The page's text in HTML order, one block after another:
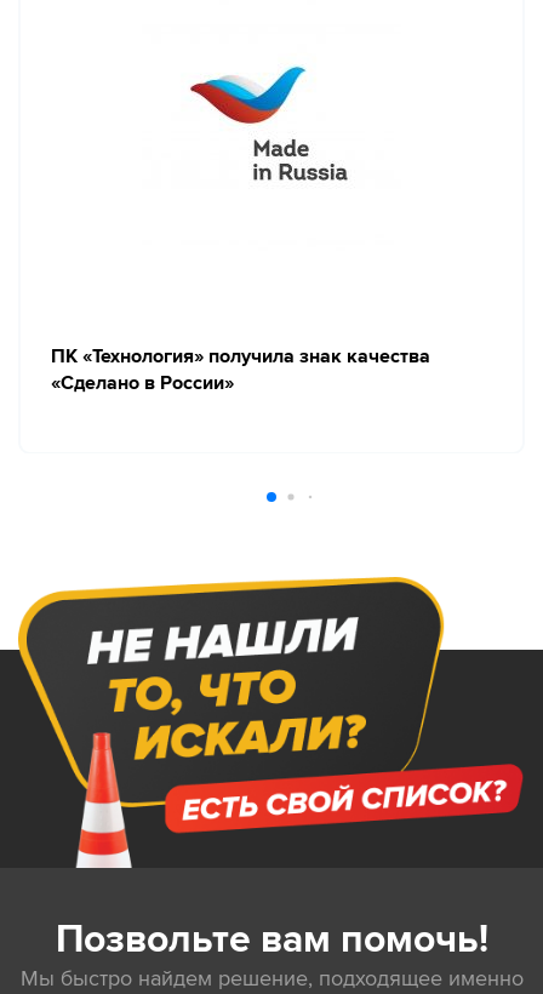
ПК «Технология» получила знак качества
«Сделано в России»
Позвольте вам помочь!
Мы быстро найдем решение, подходящее именно